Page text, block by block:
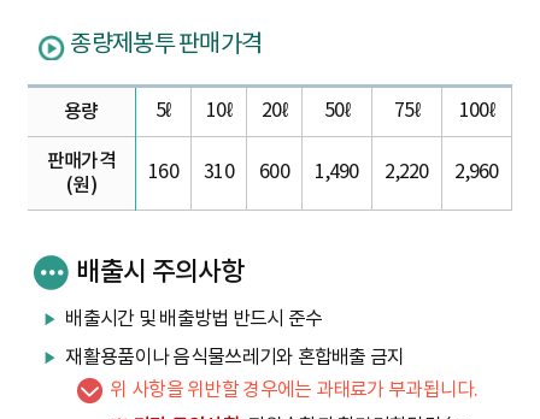
종량제봉투 판매가격
용량 5ℓ 10ℓ 20ℓ 50ℓ 75ℓ 100ℓ
판매가격
(원)
160 310 600 1,490 2,220 2,960
배출시 주의사항
배출시간 및 배출방법 반드시 준수
재활용품이나 음식물쓰레기와 혼합배출 금지
위 사항을 위반할 경우에는 과태료가 부과됩니다.